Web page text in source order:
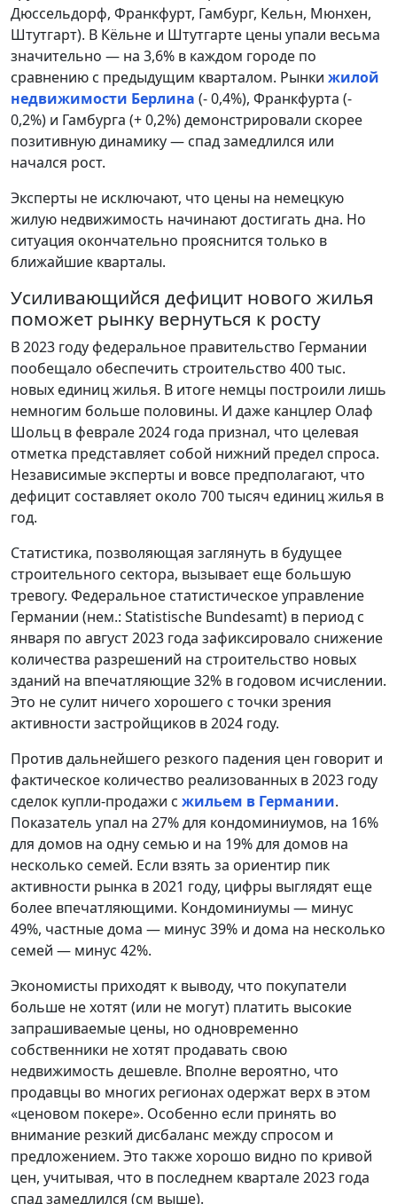
Дюссельдорф, Франкфурт, Гамбург, Кельн, Мюнхен,
Штутгарт). В Кёльне и Штутгарте цены упали весьма
значительно — на 3,6% в каждом городе по
сравнению с предыдущим кварталом. Рынки жилой
недвижимости Берлина (- 0,4%), Франкфурта (-
0,2%) и Гамбурга (+ 0,2%) демонстрировали скорее
позитивную динамику — спад замедлился или
начался рост.
Эксперты не исключают, что цены на немецкую
жилую недвижимость начинают достигать дна. Но
ситуация окончательно прояснится только в
ближайшие кварталы.
Усиливающийся дефицит нового жилья
поможет рынку вернуться к росту
В 2023 году федеральное правительство Германии
пообещало обеспечить строительство 400 тыс.
новых единиц жилья. В итоге немцы построили лишь
немногим больше половины. И даже канцлер Олаф
Шольц в феврале 2024 года признал, что целевая
отметка представляет собой нижний предел спроса.
Независимые эксперты и вовсе предполагают, что
дефицит составляет около 700 тысяч единиц жилья в
год.
Статистика, позволяющая заглянуть в будущее
строительного сектора, вызывает еще большую
тревогу. Федеральное статистическое управление
Германии (нем.: Statistische Bundesamt) в период с
января по август 2023 года зафиксировало снижение
количества разрешений на строительство новых
зданий на впечатляющие 32% в годовом исчислении.
Это не сулит ничего хорошего с точки зрения
активности застройщиков в 2024 году.
Против дальнейшего резкого падения цен говорит и
фактическое количество реализованных в 2023 году
сделок купли-продажи с жильем в Германии.
Показатель упал на 27% для кондоминиумов, на 16%
для домов на одну семью и на 19% для домов на
несколько семей. Если взять за ориентир пик
активности рынка в 2021 году, цифры выглядят еще
более впечатляющими. Кондоминиумы — минус
49%, частные дома — минус 39% и дома на несколько
семей — минус 42%.
Экономисты приходят к выводу, что покупатели
больше не хотят (или не могут) платить высокие
запрашиваемые цены, но одновременно
собственники не хотят продавать свою
недвижимость дешевле. Вполне вероятно, что
продавцы во многих регионах одержат верх в этом
«ценовом покере». Особенно если принять во
внимание резкий дисбаланс между спросом и
предложением. Это также хорошо видно по кривой
цен, учитывая, что в последнем квартале 2023 года
спад замедлился (см выше).